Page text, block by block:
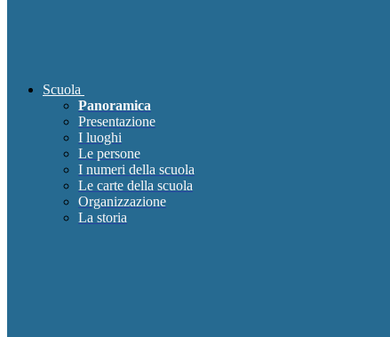
Scuola
Panoramica
Presentazione
I luoghi
Le persone
I numeri della scuola
Le carte della scuola
Organizzazione
La storia